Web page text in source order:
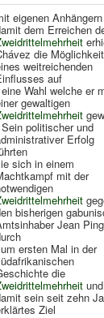
eigenen
dem Erreichen
die Möglichkeit
weitreichenden
auf
Wahl welche er
gewaltigen
politischer und
Erfolg
sich in einem
mit der
bisherigen
Jean Ping
ersten Mal in der
die
und
sein seit zehn
Ziel